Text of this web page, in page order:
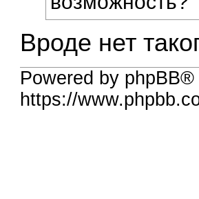
Вроде нет
Powered by
https://